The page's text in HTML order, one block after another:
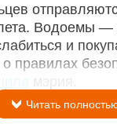
Водоемы —
и
о правилах
мэрия.
Читать